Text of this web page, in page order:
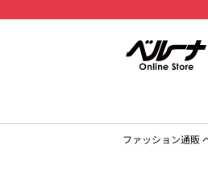
ファッション通販